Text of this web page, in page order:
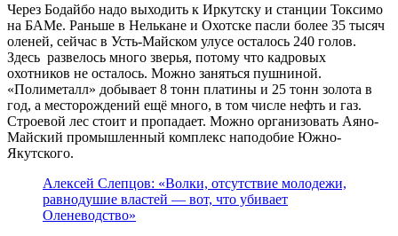
Через Бодайбо надо выходить к Иркутску и станции Токсимо
на БАМе. Раньше в Нелькане и Охотске пасли более 35 тысяч
оленей, сейчас в Усть-Майском улусе осталось 240 голов.
Здесь развелось много зверья, потому что кадровых
охотников не осталось. Можно заняться пушниной.
«Полиметалл» добывает 8 тонн платины и 25 тонн золота в
год, а месторождений ещё много, в том числе нефть и газ.
Строевой лес стоит и пропадает. Можно организовать Аяно-
Майский промышленный комплекс наподобие Южно-
Якутского.
Алексей Слепцов: «Волки, отсутствие молодежи,
равнодушие властей — вот, что убивает
Оленеводство»